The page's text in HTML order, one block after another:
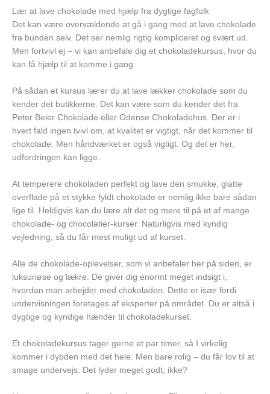
Lær at lave chokolade med hjælp fra dygtige fagfolk
Det kan være overvældende at gå i gang med at lave chokolade
fra bunden selv. Det ser nemlig rigtig kompliceret og svært ud.
Men fortvivl ej – vi kan anbefale dig et chokoladekursus, hvor du
kan få hjælp til at komme i gang.
På sådan et kursus lærer du at lave lækker chokolade som du
kender det butikkerne. Det kan være som du kender det fra
Peter Beier Chokolade eller Odense Chokoladehus. Der er i
hvert fald ingen tvivl om, at kvalitet er vigtigt, når det kommer til
chokolade. Men håndværket er også vigtigt. Og det er her,
udfordringen kan ligge.
At temperere chokoladen perfekt og lave den smukke, glatte
overflade på et stykke fyldt chokolade er nemlig ikke bare sådan
lige til. Heldigvis kan du lære alt det og mere til på et af mange
chokolade- og chocolatier-kurser. Naturligvis med kyndig
vejledning, så du får mest muligt ud af kurset.
Alle de chokolade-oplevelser, som vi anbefaler her på siden, er
luksuriøse og lækre. De giver dig enormt meget indsigt i,
hvordan man arbejder med chokoladen. Dette er især fordi
undervisningen foretages af eksperter på området. Du er altså i
dygtige og kyndige hænder til chokoladekurset.
Et chokoladekursus tager gerne et par timer, så I virkelig
kommer i dybden med det hele. Men bare rolig – du får lov til at
smage undervejs. Det lyder meget godt, ikke?